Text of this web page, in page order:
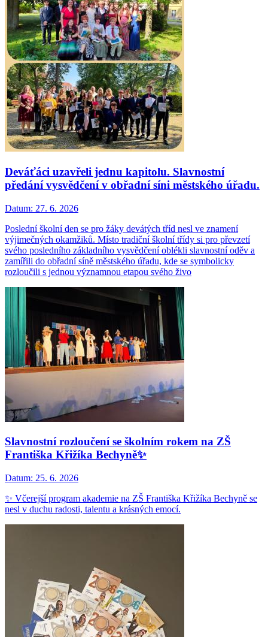
Deváťáci uzavřeli jednu kapitolu. Slavnostní
předání vysvědčení v obřadní síni městského úřadu.
Datum: 27. 6. 2026
Poslední školní den se pro žáky devátých tříd nesl ve znamení
výjimečných okamžiků. Místo tradiční školní třídy si pro převzetí
svého posledního základního vysvědčení oblékli slavnostní oděv a
zamířili do obřadní síně městského úřadu, kde se symbolicky
rozloučili s jednou významnou etapou svého živo
Slavnostní rozloučení se školním rokem na ZŠ
Františka Křižíka Bechyně✨
Datum: 25. 6. 2026
✨ Včerejší program akademie na ZŠ Františka Křižíka Bechyně se
nesl v duchu radosti, talentu a krásných emocí.